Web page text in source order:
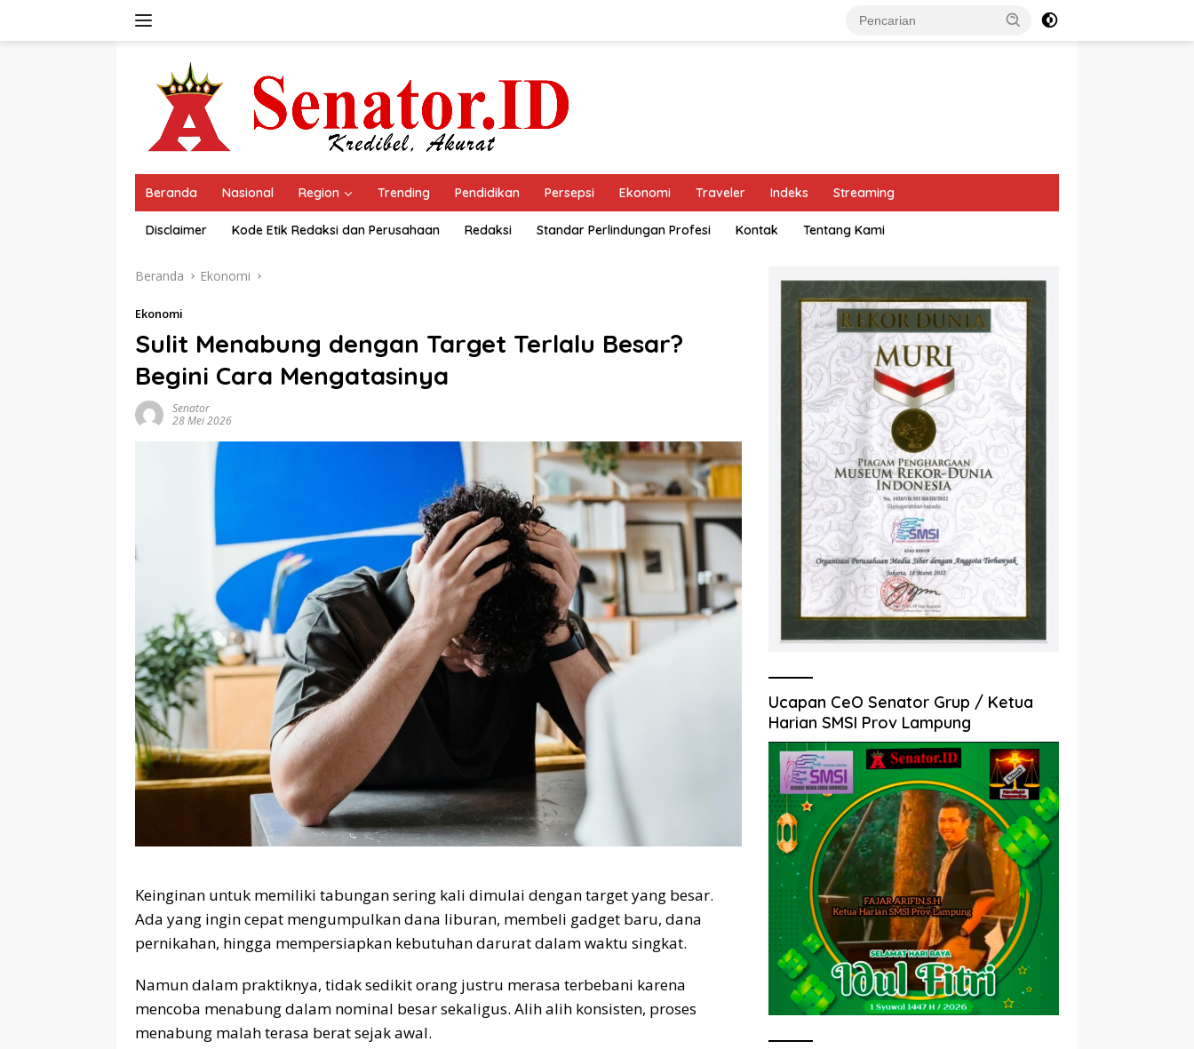
Beranda Nasional Region Trending Pendidikan Persepsi Ekonomi Traveler Indeks Streaming
Disclaimer Kode Etik Redaksi dan Perusahaan Redaksi Standar Perlindungan Profesi Kontak Tentang Kami
Beranda Ekonomi
Ekonomi
Sulit Menabung dengan Target Terlalu Besar?
Begini Cara Mengatasinya
Senator
28 Mei 2026
Keinginan untuk memiliki tabungan sering kali dimulai dengan target yang besar.
Ada yang ingin cepat mengumpulkan dana liburan, membeli gadget baru, dana
pernikahan, hingga mempersiapkan kebutuhan darurat dalam waktu singkat.
Namun dalam praktiknya, tidak sedikit orang justru merasa terbebani karena
mencoba menabung dalam nominal besar sekaligus. Alih alih konsisten, proses
menabung malah terasa berat sejak awal.
Ucapan CeO Senator Grup / Ketua
Harian SMSI Prov Lampung